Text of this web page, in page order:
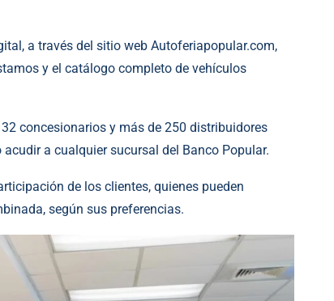
a través del sitio web Autoferiapopular.com,
y el catálogo completo de vehículos
concesionarios y más de 250 distribuidores
a cualquier sucursal del Banco Popular.
de los clientes, quienes pueden
según sus preferencias.